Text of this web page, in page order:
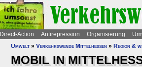
Direct-Action Antirepression Organisierung
Umwelt » Verkehrswende Mittelhessen » Region &
MOBIL IN